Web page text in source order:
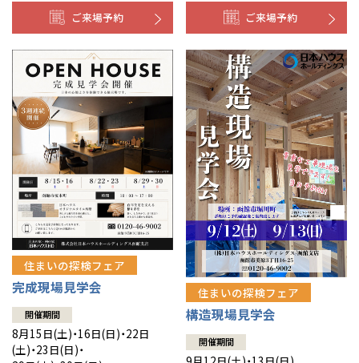
事業部紹介
IR情報
木材調達指針
グループ会社紹介
CMギャラリー
採用情報
ご来場予約 ご来場予約
住まいの探検フェア
完成現場見学会
開催期間
8月15日(土)・16日(日)・22日
(土)・23日(日)・
住まいの探検フェア
構造現場見学会
開催期間